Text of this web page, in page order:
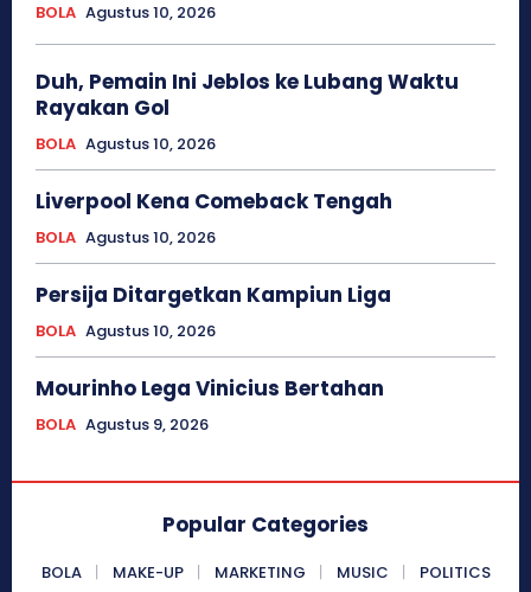
BOLA Agustus 10, 2026
Duh, Pemain Ini Jeblos ke Lubang Waktu
Rayakan Gol
BOLA Agustus 10, 2026
Liverpool Kena Comeback Tengah
BOLA Agustus 10, 2026
Persija Ditargetkan Kampiun Liga
BOLA Agustus 10, 2026
Mourinho Lega Vinicius Bertahan
BOLA Agustus 9, 2026
Popular Categories
BOLA MAKE-UP MARKETING MUSIC
POLITICS